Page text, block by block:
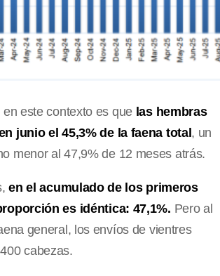
este contexto es que las hembras
junio el 45,3% de la faena total , un
menor al 47,9% de 12 meses atrás.
en el acumulado de los primeros
es idéntica: 47,1%. Pero al
general, los envíos de vientres
cabezas.